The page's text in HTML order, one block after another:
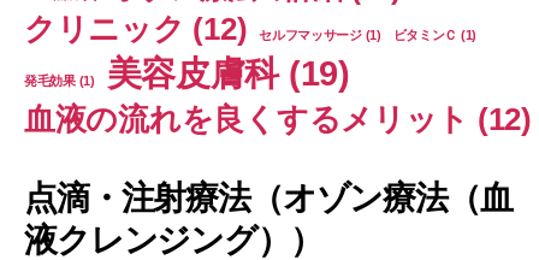
クリニック (12) セルフマッサージ(1) ビタミンＣ (1)
発毛効果(1) 美容皮膚科(19)
血液の流れを良くするメリット (12)
点滴・注射療法（オゾン療法（血
液クレンジング））